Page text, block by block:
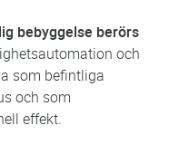
bebyggelse berörs
och
som befintliga
och som
effekt.